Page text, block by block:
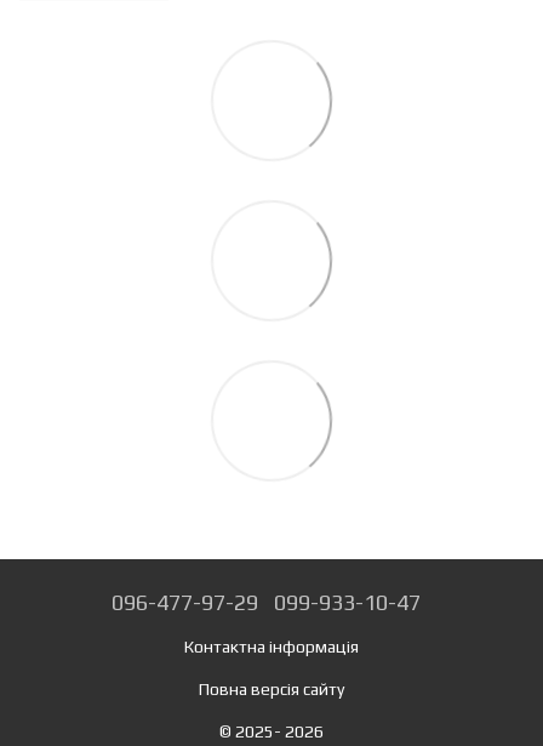
096-477-97-29 099-933-10-47
Контактна інформація
Повна версія сайту
© 2025- 2026